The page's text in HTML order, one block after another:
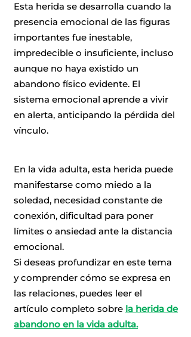
Esta herida se desarrolla cuando la
presencia emocional de las figuras
importantes fue inestable,
impredecible o insuficiente, incluso
aunque no haya existido un
abandono físico evidente. El
sistema emocional aprende a vivir
en alerta, anticipando la pérdida del
vínculo.
En la vida adulta, esta herida puede
manifestarse como miedo a la
soledad, necesidad constante de
conexión, dificultad para poner
límites o ansiedad ante la distancia
emocional.
Si deseas profundizar en este tema
y comprender cómo se expresa en
las relaciones, puedes leer el
artículo completo sobre la herida de
abandono en la vida adulta.